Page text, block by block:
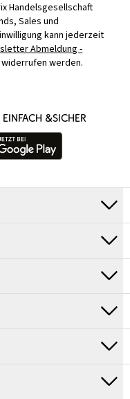
Handelsgesellschaft
Sales und
kann jederzeit
Abmeldung -
widerrufen werden.
&SICHER